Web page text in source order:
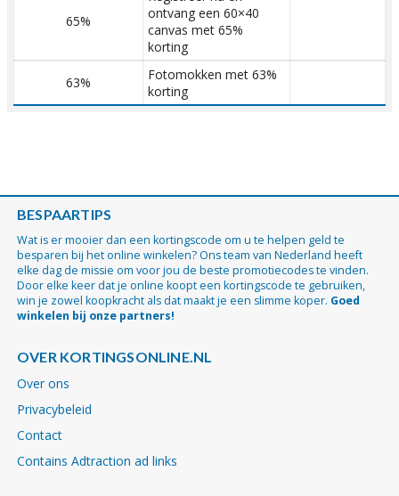
65%
ontvang een 60×40
canvas met 65%
korting
63%
Fotomokken met 63%
korting
BESPAARTIPS
Wat is er mooier dan een kortingscode om u te helpen geld te
besparen bij het online winkelen? Ons team van Nederland heeft
elke dag de missie om voor jou de beste promotiecodes te vinden.
Door elke keer dat je online koopt een kortingscode te gebruiken,
win je zowel koopkracht als dat maakt je een slimme koper. Goed
winkelen bij onze partners!
OVER KORTINGSONLINE.NL
Over ons
Privacybeleid
Contact
Contains Adtraction ad links